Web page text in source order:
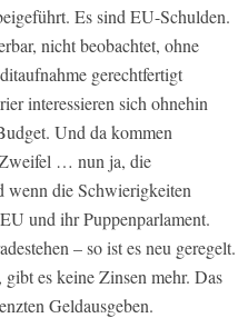
Es sind EU-Schulden.
nicht beobachtet, ohne
gerechtfertigt
interessieren sich ohnehin
Und da kommen
… nun ja, die
wenn die Schwierigkeiten
und ihr Puppenparlament.
– so ist es neu geregelt.
es keine Zinsen mehr. Das
Geldausgeben.